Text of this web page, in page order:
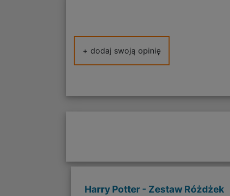
+ dodaj swoją opinię
Harry Potter - Zestaw Różdżek